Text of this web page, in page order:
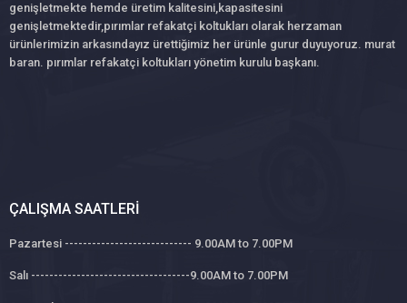
genişletmekte hemde üretim kalitesini,kapasitesini
genişletmektedir,pırımlar refakatçi koltukları olarak herzaman
ürünlerimizin arkasındayız ürettiğimiz her ürünle gurur duyuyoruz. murat
baran. pırımlar refakatçi koltukları yönetim kurulu başkanı.
ÇALIŞMA SAATLERI
Pazartesi ---------------------------- 9.00AM to 7.00PM
Salı -----------------------------------9.00AM to 7.00PM